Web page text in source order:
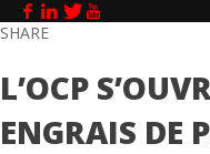
SHARE
L’OCP
ENGRAIS DE